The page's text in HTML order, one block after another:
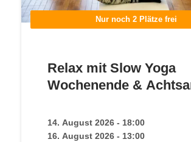
Nur noch 2 Plätze frei
Relax mit Slow Yoga
Wochenende &
14. August 2026 - 18:00
16. August 2026 - 13:00